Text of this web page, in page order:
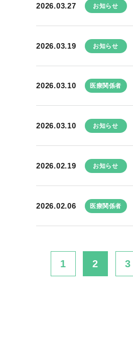
2026.03.27 お知らせ
2026.03.19 お知らせ
2026.03.10 医療関係者
2026.03.10 お知らせ
2026.02.19 お知らせ
2026.02.06 医療関係者
1 2 3